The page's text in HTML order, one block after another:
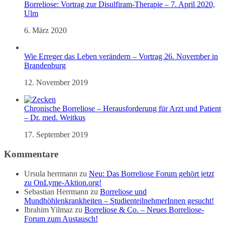
Borreliose: Vortrag zur Disulfiram-Therapie – 7. April 2020,
Ulm
6. März 2020
Wie Erreger das Leben verändern – Vortrag 26. November in
Brandenburg
12. November 2019
Chronische Borreliose – Herausforderung für Arzt und Patient
– Dr. med. Weitkus
17. September 2019
Kommentare
Ursula herrmann zu Neu: Das Borreliose Forum gehört jetzt
zu OnLyme-Aktion.org!
Sebastian Herrmann zu Borreliose und
Mundhöhlenkrankheiten – StudienteilnehmerInnen gesucht!
Ibrahim Yilmaz zu Borreliose & Co. – Neues Borreliose-
Forum zum Austausch!